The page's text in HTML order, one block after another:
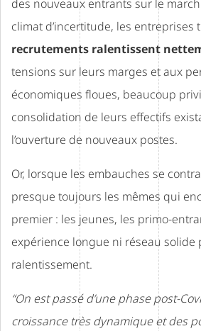
des nouveaux entrants sur le
climat d’incertitude, les entreprises
recrutements ralentissent
tensions sur leurs marges et aux
économiques floues, beaucoup
consolidation de leurs effectifs
l’ouverture de nouveaux postes.
Or, lorsque les embauches se
presque toujours les mêmes qui
premier : les jeunes, les primo-
expérience longue ni réseau solide
ralentissement.
“On est passé d’une phase post-
croissance très dynamique et des